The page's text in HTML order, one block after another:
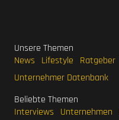
Unsere Themen
News
Lifestyle Ratgeber
Unternehmer Datenbank
Beliebte Themen
Interviews
Unternehmen